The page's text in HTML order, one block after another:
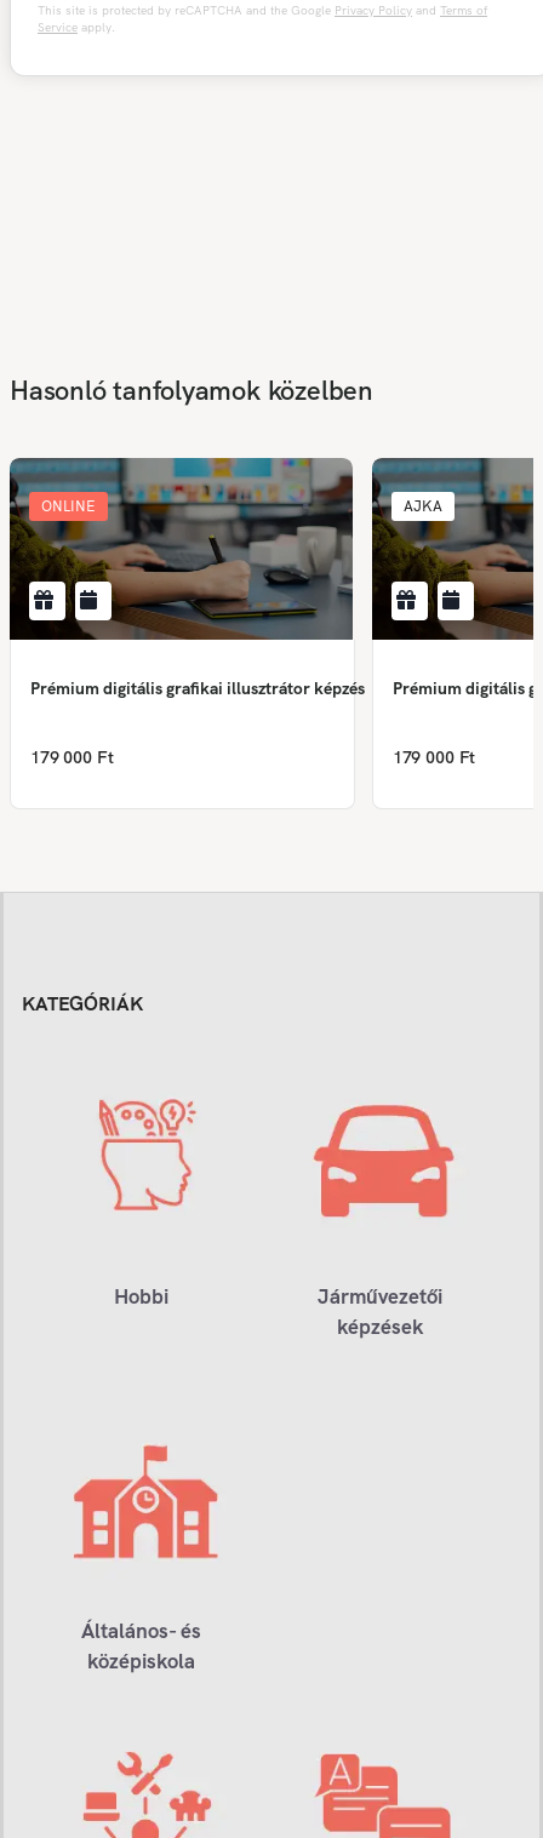
This site is protected by reCAPTCHA and the Google Privacy Policy and Terms of
Service apply.
Hasonló tanfolyamok közelben
ONLINE
Prémium digitális grafikai illusztrátor képzés
179 000 Ft
AJKA
Prémium digitális
179 000 Ft
KATEGÓRIÁK
Hobbi
Járművezetői
képzések
Általános- és
középiskola